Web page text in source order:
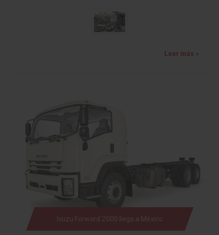
Leer más »
Isuzu Forward 2000 llega a México